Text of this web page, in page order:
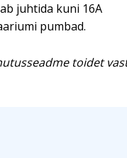
juhtida kuni 16A
pumbad.
toidet